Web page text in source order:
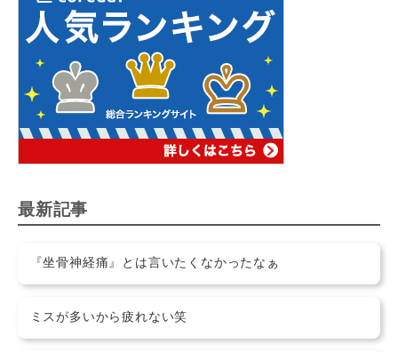
最新記事
『坐骨神経痛』とは言いたくなかったなぁ
ミスが多いから疲れない笑